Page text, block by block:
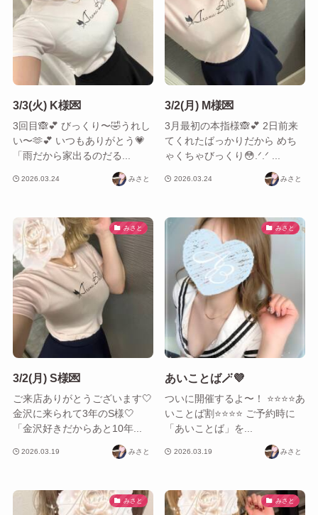
3/3(火) K様💌
3回目🙈︎💕︎ びっくり〜🤣うれし
い〜🫶💕︎︎ いつもありがとう💗
「雨だから家出るのだる...
2026.03.24 みさと
3/2(月) M様💌
3月最初の本指様🙈︎💕︎ 2日前来
てくれたばっかりだから めち
ゃくちゃびっくり😳.ᐟ.ᐟ ...
2026.03.24 みさと
みさと
3/2(月) S様💌
ご来店ありがとうございます🤍
金沢に来られて3年のS様🤍
「金沢好きだからあと10年...
2026.03.19 みさと
みさと
あいことば🪄💜‪‪
ついに開催するよ〜！ ⭐️⭐️⭐️⭐️あ
いことば割⭐️⭐️⭐️⭐️ ご予約時に
「あいことば」を...
2026.03.19 みさと
みさと みさと